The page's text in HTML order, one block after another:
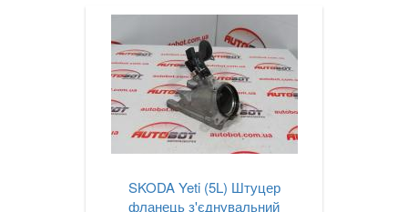
SKODA Yeti (5L) Штуцер
фланець з'єднувальний